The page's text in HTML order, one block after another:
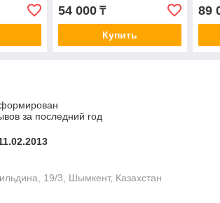
54 000₸
Купить
89
за последний год
19/3, Шымкент, Казахстан